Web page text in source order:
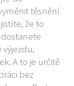
těsnění
že to
A to je určitě
bez